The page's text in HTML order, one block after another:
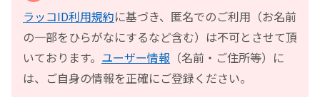
ラッコID利用規約に基づき、匿名でのご利用（お名前
の一部をひらがなにするなど含む）は不可とさせて頂
いております。 ユーザー情報 （名前・ご住所等）に
は、ご自身の情報を正確にご登録ください。